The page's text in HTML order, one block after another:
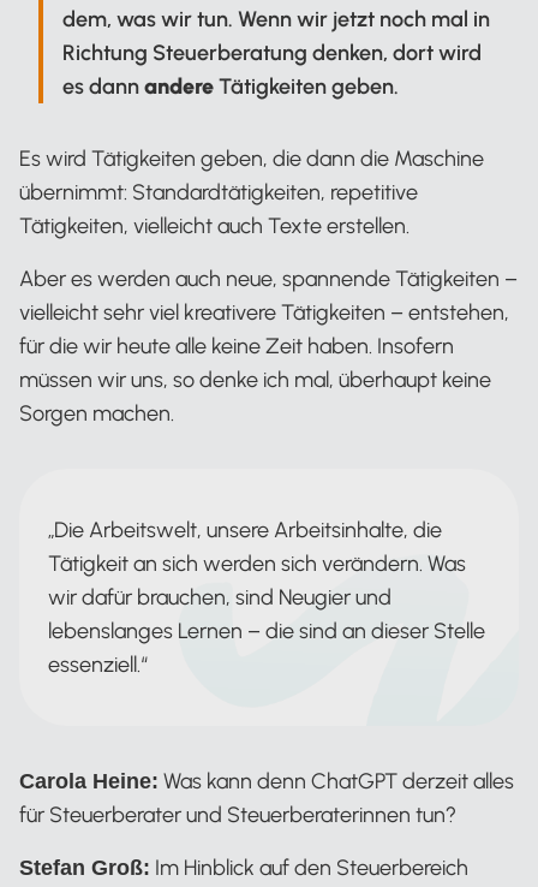
dem, was wir tun. Wenn wir jetzt noch mal in
Richtung Steuerberatung denken, dort wird
es dannandereTätigkeiten geben.
Es wird Tätigkeiten geben, die dann die Maschine
übernimmt: Standardtätigkeiten, repetitive
Tätigkeiten, vielleicht auch Texte erstellen.
Aber es werden auch neue, spannende Tätigkeiten –
vielleicht sehr viel kreativere Tätigkeiten – entstehen,
für die wir heute alle keine Zeit haben. Insofern
müssen wir uns, so denke ich mal, überhaupt keine
Sorgen machen.
„Die Arbeitswelt, unsere Arbeitsinhalte, die
Tätigkeit an sich werden sich verändern. Was
wir dafür brauchen, sind Neugier und
lebenslanges Lernen – die sind an dieser Stelle
essenziell.“
Carola Heine: Was kann denn ChatGPT derzeit alles
für Steuerberater und Steuerberaterinnen tun?
Stefan Groß: Im Hinblick auf den Steuerbereich